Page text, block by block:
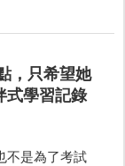
，只希望她
式學習記錄
不是為了考試